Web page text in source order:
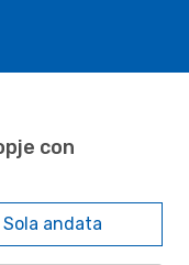
con
Sola andata